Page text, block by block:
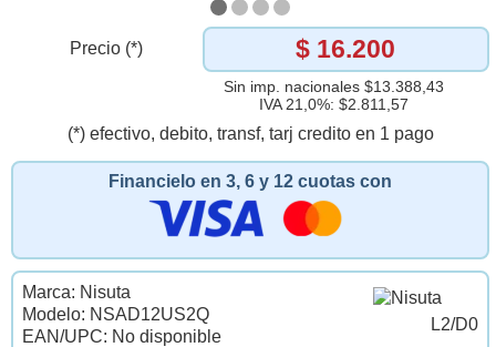
Precio (*) $ 16.200
Sin imp. nacionales $13.388,43
IVA 21,0%: $2.811,57
(*) efectivo, debito, transf, tarj credito en 1 pago
Financielo en 3, 6 y 12 cuotas con
L2/D0
Marca: Nisuta
Modelo: NSAD12US2Q
EAN/UPC: No disponible